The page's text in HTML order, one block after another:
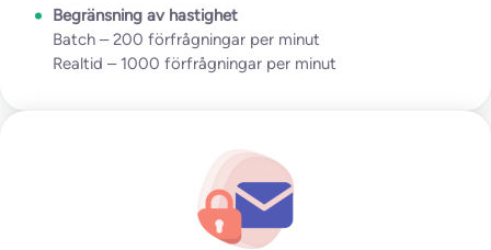
Begränsning av hastighet
Batch – 200 förfrågningar per minut
Realtid – 1000 förfrågningar per minut